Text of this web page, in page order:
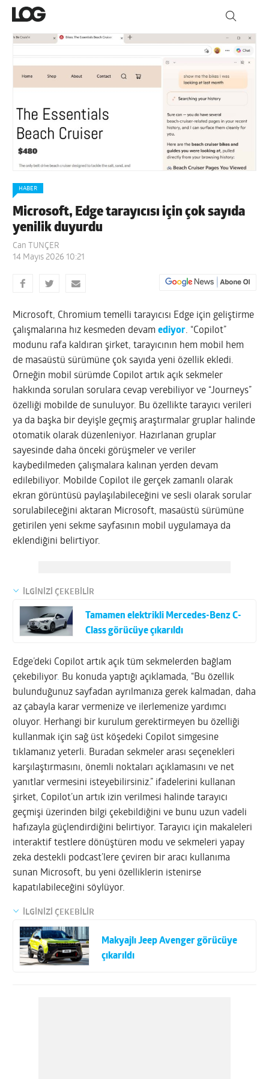
HABER
Microsoft, Edge tarayıcısı için çok sayıda
yenilik duyurdu
Can TUNÇER
14 Mayıs 2026 10:21
Microsoft, Chromium temelli tarayıcısı Edge için geliştirme
çalışmalarına hız kesmeden devamediyor. “Copilot”
modunu rafa kaldıran şirket, tarayıcının hem mobil hem
de masaüstü sürümüne çok sayıda yeni özellik ekledi.
Örneğin mobil sürümde Copilot artık açık sekmeler
hakkında sorulan sorulara cevap verebiliyor ve “Journeys”
özelliği mobilde de sunuluyor. Bu özellikte tarayıcı verileri
ya da başka bir deyişle geçmiş araştırmalar gruplar halinde
otomatik olarak düzenleniyor. Hazırlanan gruplar
sayesinde daha önceki görüşmeler ve veriler
kaybedilmeden çalışmalara kalınan yerden devam
edilebiliyor. Mobilde Copilot ile gerçek zamanlı olarak
ekran görüntüsü paylaşılabileceğini ve sesli olarak sorular
sorulabileceğini aktaran Microsoft, masaüstü sürümüne
getirilen yeni sekme sayfasının mobil uygulamaya da
eklendiğini belirtiyor.
İLGİNİZİ ÇEKEBİLİR
Tamamen elektrikli Mercedes-Benz C-
Class görücüye çıkarıldı
Edge’deki Copilot artık açık tüm sekmelerden bağlam
çekebiliyor. Bu konuda yaptığı açıklamada, “Bu özellik
bulunduğunuz sayfadan ayrılmanıza gerek kalmadan, daha
az çabayla karar vermenize ve ilerlemenize yardımcı
oluyor. Herhangi bir kurulum gerektirmeyen bu özelliği
kullanmak için sağ üst köşedeki Copilot simgesine
tıklamanız yeterli. Buradan sekmeler arası seçenekleri
karşılaştırmasını, önemli noktaları açıklamasını ve net
yanıtlar vermesini isteyebilirsiniz.” ifadelerini kullanan
şirket, Copilot’un artık izin verilmesi halinde tarayıcı
geçmişi üzerinden bilgi çekebildiğini ve bunu uzun vadeli
hafızayla güçlendirdiğini belirtiyor. Tarayıcı için makaleleri
interaktif testlere dönüştüren modu ve sekmeleri yapay
zeka destekli podcast’lere çeviren bir aracı kullanıma
sunan Microsoft, bu yeni özelliklerin istenirse
kapatılabileceğini söylüyor.
İLGİNİZİ ÇEKEBİLİR
Makyajlı Jeep Avenger görücüye
çıkarıldı